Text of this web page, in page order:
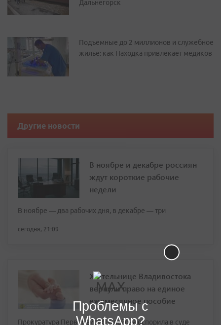
Дальнегорск
Подъемные до 2 миллионов и служебное
жилье: как Находка привлекает медиков
Другие новости
В ноябре и декабре россиян
ждут короткие рабочие
недели
В ноябре — два рабочих дня, в декабре — три
сегодня, 21:09
Жительнице Владивостока
вернули право на единое
ежемесячное пособие
Прокуратура Первомайского района оспорила в суде
Проблемы с
WhatsApp?